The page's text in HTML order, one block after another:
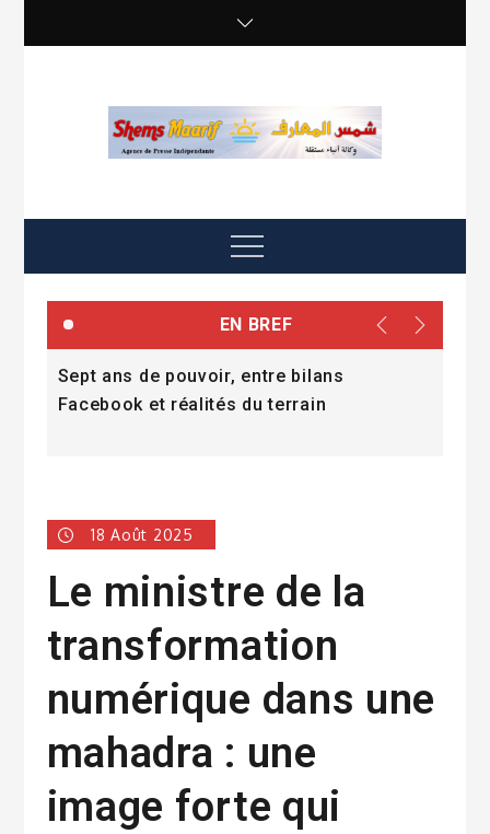
Menu
EN BREF
Sept ans de pouvoir, entre bilans
Facebook et réalités du terrain
18 Août 2025
Le ministre de la
transformation
numérique dans une
mahadra : une
image forte qui